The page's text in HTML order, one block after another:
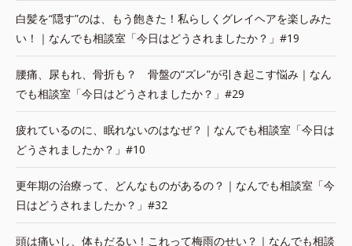
白髪を“隠す”のは、もう飽きた！私らしくグレイヘアを楽しみた
い！｜なんでも相談室「今日はどうされましたか？」#19
腰痛、尿もれ、骨折も？ 骨盤の“ズレ”が引き起こす悩み｜なん
でも相談室「今日はどうされましたか？」#29
疲れているのに、眠れないのはなぜ？｜なんでも相談室「今日は
どうされましたか？」#10
更年期の治療って、どんなものがあるの？｜なんでも相談室「今
日はどうされましたか？」#32
頭は痛いし、体もだるい！これって梅雨のせい？｜なんでも相談